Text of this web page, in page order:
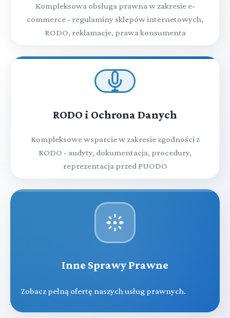
Kompleksowa obsługa prawna w zakresie e-
commerce - regulaminy sklepów internetowych,
RODO, reklamacje, prawa konsumenta
RODO i Ochrona Danych
Kompleksowe wsparcie w zakresie zgodności z
RODO - audyty, dokumentacja, procedury,
reprezentacja przed PUODO
Inne Sprawy Prawne
Zobacz pełną ofertę naszych usług prawnych.